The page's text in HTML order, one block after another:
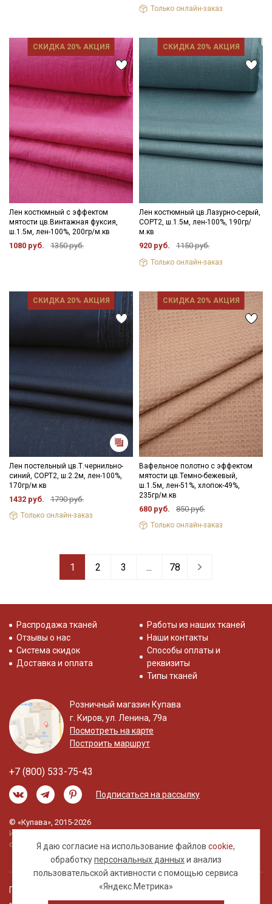
Только онлайн-заказ
СКИДКА 20% АКЦИЯ
Лен костюмный с эффектом
мятости цв.Винтажная фуксия,
ш.1.5м, лен-100%, 200гр/м.кв
1080 руб. 1350 руб.
СКИДКА 20% АКЦИЯ
Лен костюмный цв.Лазурно-серый,
СОРТ2, ш.1.5м, лен-100%, 190гр/
м.кв
920 руб. 1150 руб.
Только онлайн-заказ
СКИДКА 20% АКЦИЯ
Лен постельный цв.Т.чернильно-
синий, СОРТ2, ш.2.2м, лен-100%,
170гр/м.кв
1432 руб. 1790 руб.
Только онлайн-заказ
СКИДКА 20% АКЦИЯ
Вафельное полотно с эффектом
мятости цв.Темно-бежевый,
ш.1.5м, лен-51%, хлопок-49%,
235гр/м.кв
680 руб. 850 руб.
Только онлайн-заказ
1 2 3 ... 78
Я даю согласие на использование файловcookie,
обработкуперсональных данныхи анализ
пользовательской активности с помощью сервиса
«Яндекс.Метрика»
Распродажа тканей
Отзывы о нас
Система скидок
Доставка и оплата
Работы из наших тканей
Наши контакты
Способы оплаты и
реквизиты
Типы тканей
Розничный магазин Купава
г. Киров, ул. Ленина, 79а
Посмотреть на карте
Построить маршрут
+7 (800) 533-75-43
Подписаться на рассылку
© «Купава», 2015-2026
Информация на сайте не является публичной
офертой.
Правовая информация